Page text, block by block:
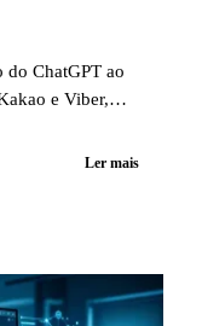
ChatGPT ao
e Viber,
os
coletiva física.
Ler mais